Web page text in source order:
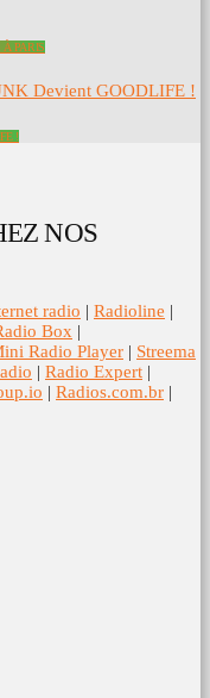
À PARIS
!
NOS
radio | Radioline |
Box |
Radio Player | Streema
| Radio Expert |
| Radios.com.br |